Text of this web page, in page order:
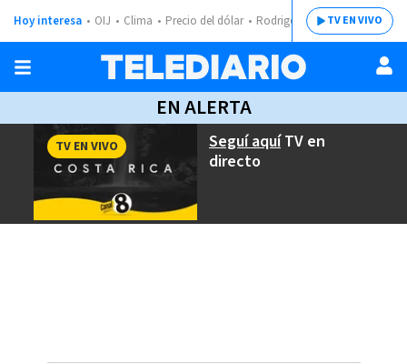
Hoy interesa OIJ Clima Precio del dólar Rodrigo ChavesTV EN VIVO
EN ALERTA
Seguí aquíTV en
directo
TV EN VIVO